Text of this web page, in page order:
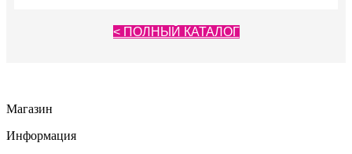
< ПОЛНЫЙ КАТАЛОГ
Магазин
Информация